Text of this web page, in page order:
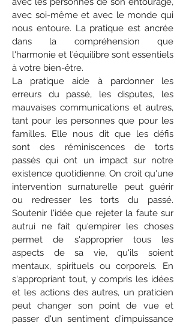
avec soi-même et avec le monde qui
nous entoure. La pratique est ancrée
dans la compréhension que
l'harmonie et l'équilibre sont essentiels
à votre bien-être.
La pratique aide à pardonner les
erreurs du passé, les disputes, les
mauvaises communications et autres,
tant pour les personnes que pour les
familles. Elle nous dit que les défis
sont des réminiscences de torts
passés qui ont un impact sur notre
existence quotidienne. On croit qu'une
intervention surnaturelle peut guérir
ou redresser les torts du passé.
Soutenir l'idée que rejeter la faute sur
autrui ne fait qu'empirer les choses
permet de s'approprier tous les
aspects de sa vie, qu'ils soient
mentaux, spirituels ou corporels. En
s'appropriant tout, y compris les idées
et les actions des autres, un praticien
peut changer son point de vue et
passer d'un sentiment d'impuissance